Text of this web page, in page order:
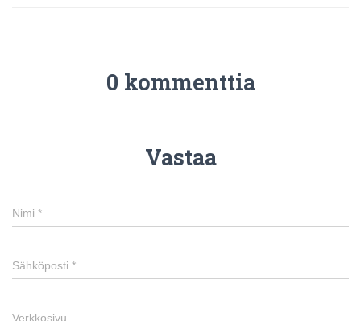
0 kommenttia
Vastaa
Nimi *
Sähköposti *
Verkkosivu